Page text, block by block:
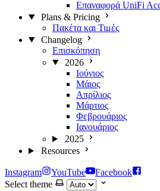
Επαναφορά UniFi
Plans & Pricing
Πακέτα και Τιμές
Changelog
Επισκόπηση
2026
Ιούνιος
Μάιος
Απρίλιος
Μάρτιος
Φεβρουάριος
Ιανουάριος
2025
Resources
Instagram YouTube
Facebook
Select theme